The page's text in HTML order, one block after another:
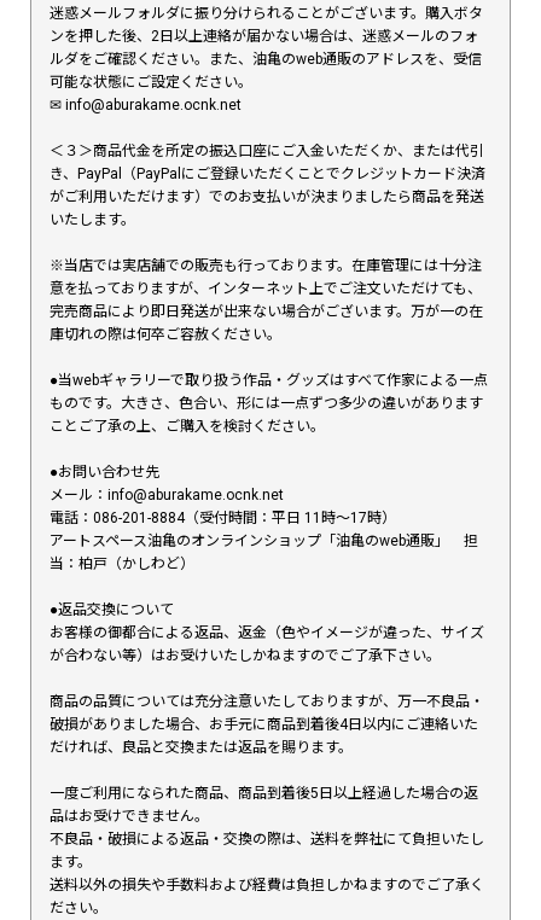
迷惑メールフォルダに振り分けられることがございます。購入ボタ
ンを押した後、2日以上連絡が届かない場合は、迷惑メールのフォ
ルダをご確認ください。また、油亀のweb通販のアドレスを、受信
可能な状態にご設定ください。
✉︎ info@aburakame.ocnk.net
＜３＞商品代金を所定の振込口座にご入金いただくか、または代引
き、PayPal（PayPalにご登録いただくことでクレジットカード決済
がご利用いただけます）でのお支払いが決まりましたら商品を発送
いたします。
※当店では実店舗での販売も行っております。在庫管理には十分注
意を払っておりますが、インターネット上でご注文いただけても、
完売商品により即日発送が出来ない場合がございます。万が一の在
庫切れの際は何卒ご容赦ください。
●当webギャラリーで取り扱う作品・グッズはすべて作家による一点
ものです。大きさ、色合い、形には一点ずつ多少の違いがあります
ことご了承の上、ご購入を検討ください。
●お問い合わせ先
メール：info@aburakame.ocnk.net
電話：086-201-8884（受付時間：平日 11時〜17時）
アートスペース油亀のオンラインショップ「油亀のweb通販」 担
当：柏戸（かしわど）
●返品交換について
お客様の御都合による返品、返金（色やイメージが違った、サイズ
が合わない等）はお受けいたしかねますのでご了承下さい。
商品の品質については充分注意いたしておりますが、万一不良品・
破損がありました場合、お手元に商品到着後4日以内にご連絡いた
だければ、良品と交換または返品を賜ります。
一度ご利用になられた商品、商品到着後5日以上経過した場合の返
品はお受けできません。
不良品・破損による返品・交換の際は、送料を弊社にて負担いたし
ます。
送料以外の損失や手数料および経費は負担しかねますのでご了承く
ださい。